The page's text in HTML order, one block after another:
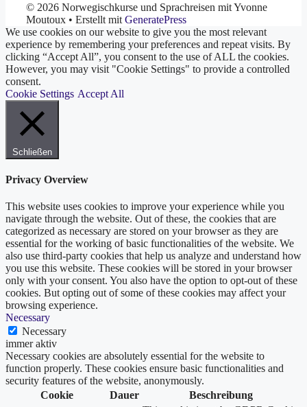
© 2026 Norwegischkurse und Sprachreisen mit Yvonne
Moutoux • Erstellt mit GeneratePress
We use cookies on our website to give you the most relevant
experience by remembering your preferences and repeat visits. By
clicking “Accept All”, you consent to the use of ALL the cookies.
However, you may visit "Cookie Settings" to provide a controlled
consent.
Cookie Settings Accept All
Schließen
Privacy Overview
This website uses cookies to improve your experience while you
navigate through the website. Out of these, the cookies that are
categorized as necessary are stored on your browser as they are
essential for the working of basic functionalities of the website. We
also use third-party cookies that help us analyze and understand how
you use this website. These cookies will be stored in your browser
only with your consent. You also have the option to opt-out of these
cookies. But opting out of some of these cookies may affect your
browsing experience.
Necessary
Necessary
immer aktiv
Necessary cookies are absolutely essential for the website to
function properly. These cookies ensure basic functionalities and
security features of the website, anonymously.
Cookie
Dauer Beschreibung